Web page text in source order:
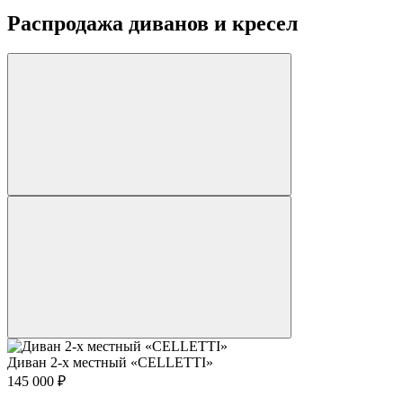
Распродажа диванов и кресел
Диван 2-х местный «CELLETTI»
145 000 ₽